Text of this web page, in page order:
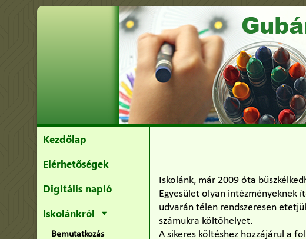
Kezdőlap
Elérhetőségek
Digitális napló
Iskolánkról
Bemutatkozás
Iskolánk, már 2009 óta
Egyesület olyan intézményeknek
udvarán télen rendszeresen
számukra költőhelyet.
A sikeres költéshez hozzájárul a